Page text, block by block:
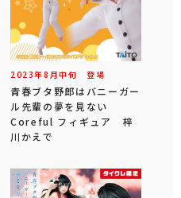
2023年8 月中旬 登場
青春ブタ野郎はバニーガー
ル先輩の夢を見ない
Coreful フィギュア 梓
川かえで